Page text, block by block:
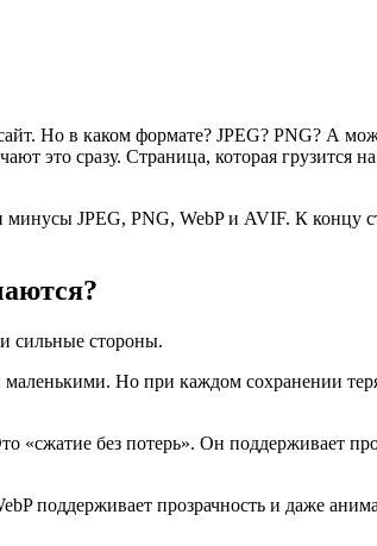
Но в каком формате? JPEG? PNG? А
это сразу. Страница, которая грузится
JPEG, PNG, WebP и AVIF. К концу
сильные стороны.
Но при каждом сохранении
«сжатие без потерь». Он поддерживает
поддерживает прозрачность и даже